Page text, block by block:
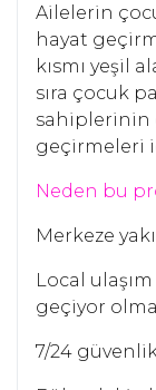
Ailelerin
hayat
kısmı yeşil
sıra çocuk
sahiplerinin
geçirmeleri
Neden bu
Merkeze
Local
geçiyor
7/24 güvenlik